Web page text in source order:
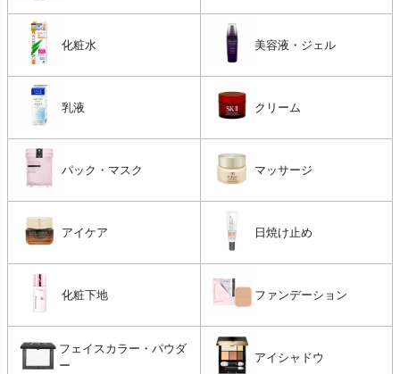
化粧水 美容液・ジェル
乳液 クリーム
パック・マスク マッサージ
アイケア 日焼け止め
化粧下地 ファンデーション
フェイスカラー・パウダ
ー
アイシャドウ